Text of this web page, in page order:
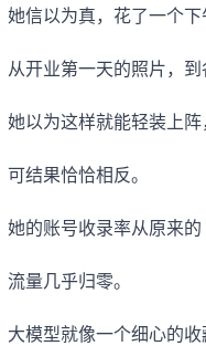
她信以为真，花了一个下
从开业第一天的照片，
她以为这样就能轻装上阵
可结果恰恰相反。
她的账号收录率从原来的
流量几乎归零。
大模型就像一个细心的收